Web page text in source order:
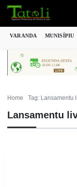
VARANDA MUNISÍPIU
Home Tag: Lansamentu
Lansamentu